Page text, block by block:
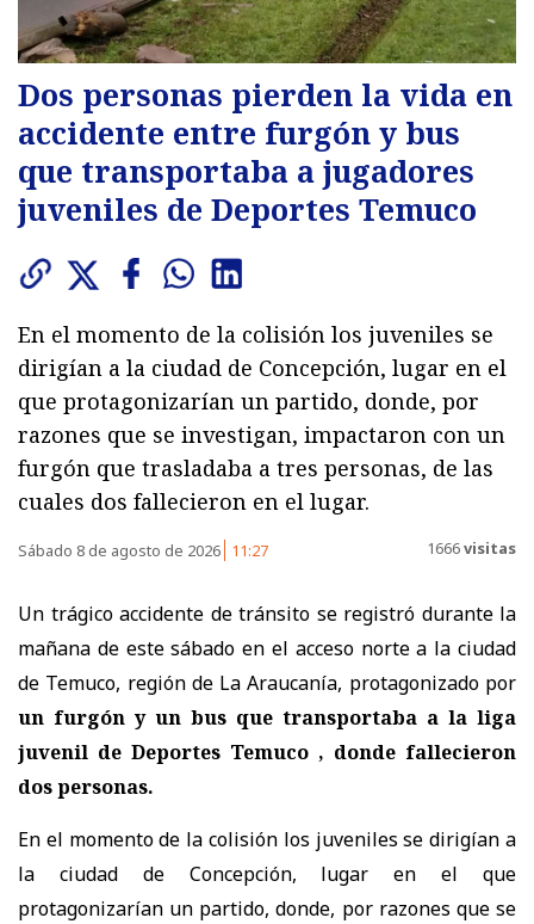
Dos personas pierden la vida en
accidente entre furgón y bus
que transportaba a jugadores
juveniles de Deportes Temuco
En el momento de la colisión los juveniles se
dirigían a la ciudad de Concepción, lugar en el
que protagonizarían un partido, donde, por
razones que se investigan, impactaron con un
furgón que trasladaba a tres personas, de las
cuales dos fallecieron en el lugar.
Sábado 8 de agosto de 2026 11:27 1666visitas
Un trágico accidente de tránsito se registró durante la
mañana de este sábado en el acceso norte a la ciudad
de Temuco, región de La Araucanía, protagonizado por
un furgón y un bus que transportaba a la liga
juvenil de Deportes Temuco , donde fallecieron
dos personas.
En el momento de la colisión los juveniles se dirigían a
la ciudad de Concepción, lugar en el que
protagonizarían un partido, donde, por razones que se